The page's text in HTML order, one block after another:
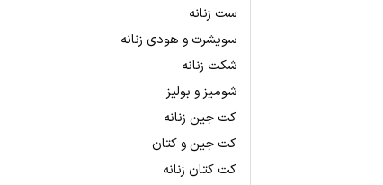
ست زنانه
سویشرت و هودی زنانه
شکت زنانه
شومیز و بولیز
کت جین زنانه
کت جین و کتان
کت کتان زنانه